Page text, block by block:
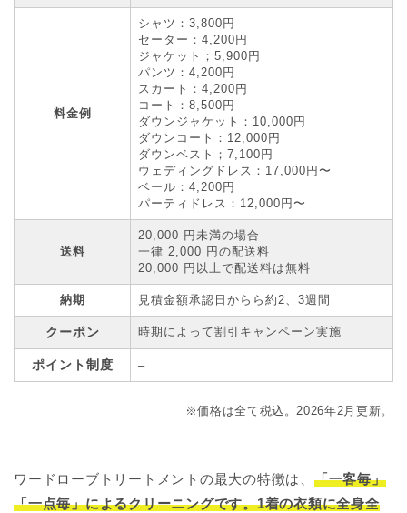
料金例
シャツ：3,800円
セーター：4,200円
ジャケット；5,900円
パンツ：4,200円
スカート：4,200円
コート：8,500円
ダウンジャケット：10,000円
ダウンコート：12,000円
ダウンベスト；7,100円
ウェディングドレス：17,000円〜
ベール：4,200円
パーティドレス：12,000円〜
送料
20,000 円未満の場合
一律 2,000 円の配送料
20,000 円以上で配送料は無料
納期 見積金額承認日からら約2、3週間
クーポン 時期によって割引キャンペーン実施
ポイント制度 –
※価格は全て税込。2026年2月更新。
ワードローブトリートメントの最大の特徴は、 「一客毎」
「一点毎」によるクリーニングです。1着の衣類に全身全